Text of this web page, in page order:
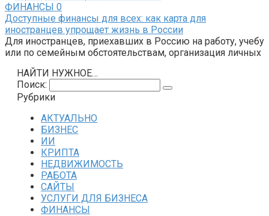
ФИНАНСЫ 0
Доступные финансы для всех: как карта для
иностранцев упрощает жизнь в России
Для иностранцев, приехавших в Россию на работу, учебу
или по семейным обстоятельствам, организация личных
НАЙТИ НУЖНОЕ…
Поиск:
Рубрики
АКТУАЛЬНО
БИЗНЕС
ИИ
КРИПТА
НЕДВИЖИМОСТЬ
РАБОТА
САЙТЫ
УСЛУГИ ДЛЯ БИЗНЕСА
ФИНАНСЫ